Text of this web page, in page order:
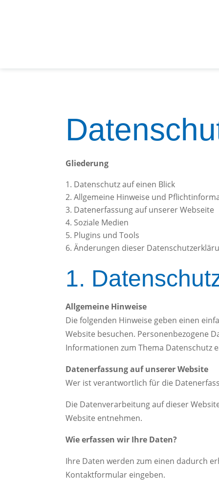
Gliederung
Datenschutz auf einen Blick
Allgemeine Hinweise und
Datenerfassung auf unserer Webseite
Soziale Medien
Plugins und Tools
Änderungen dieser
1.
Allgemeine Hinweise
Die folgenden Hinweise geben einen
Website besuchen. Personenbezogene
Informationen zum Thema Datenschutz
Datenerfassung auf unserer Website
Wer ist verantwortlich für die
Die Datenverarbeitung auf dieser
Website entnehmen.
Wie erfassen wir Ihre Daten?
Ihre Daten werden zum einen dadurch
Kontaktformular eingeben.